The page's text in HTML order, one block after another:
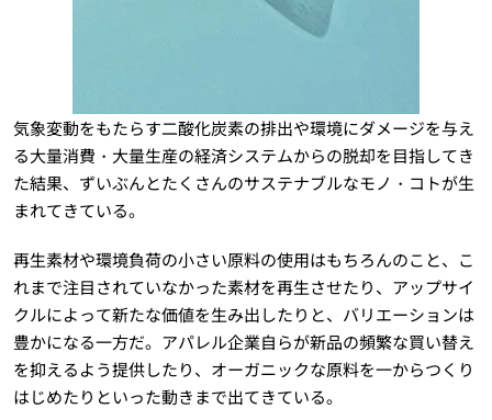
気象変動をもたらす二酸化炭素の排出や環境にダメージを与え
る大量消費・大量生産の経済システムからの脱却を目指してき
た結果、ずいぶんとたくさんのサステナブルなモノ・コトが生
まれてきている。
再生素材や環境負荷の小さい原料の使用はもちろんのこと、こ
れまで注目されていなかった素材を再生させたり、アップサイ
クルによって新たな価値を生み出したりと、バリエーションは
豊かになる一方だ。アパレル企業自らが新品の頻繁な買い替え
を抑えるよう提供したり、オーガニックな原料を一からつくり
はじめたりといった動きまで出てきている。